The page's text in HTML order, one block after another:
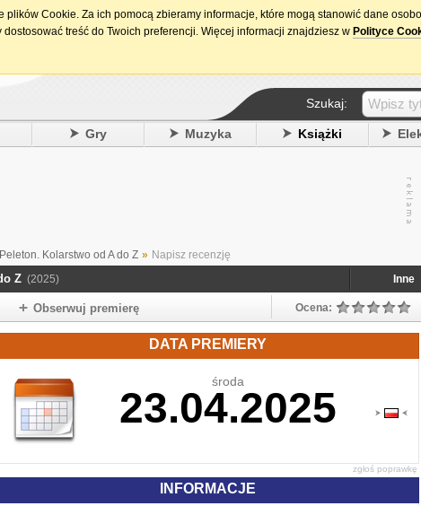
15. urodziny DataPremiery.pl
Szukaj:
Gry Muzyka Książki
Kolarstwo od A do Z » Napisz recenzję
Z (2025) Inne
Obserwuj premierę Ocena:
DATA PREMIERY
środa
23.04.2025
zgłoś poprawkę
INFORMACJE
Cookie. Za ich pomocą zbieramy informacje, które mogą stanowić dane
treść do Twoich preferencji. Więcej informacji znajdziesz w Polityce